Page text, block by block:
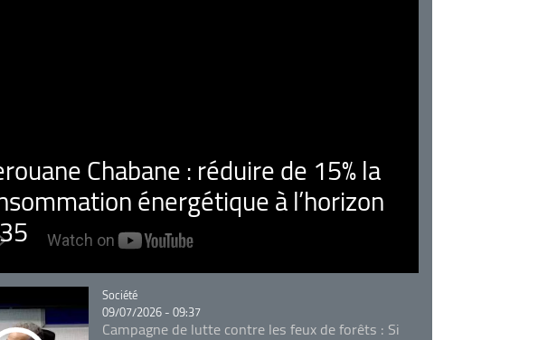
Chabane : réduire de 15% la
énergétique à l’horizon
Catégorie
Société
09/07/2026 - 09:37
Campagne de lutte contre les feux de forêts : Si